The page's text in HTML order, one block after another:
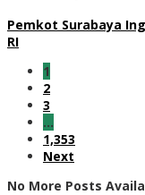
Pemkot Surabaya
RI
1
2
3
…
1,353
Next
No More Posts